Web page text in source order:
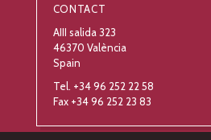
CONTACT
AIII salida 323
46370 València
Spain
Tel. +34 96 252 22 58
Fax +34 96 252 23 83